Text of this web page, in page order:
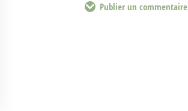
Publier un commentaire